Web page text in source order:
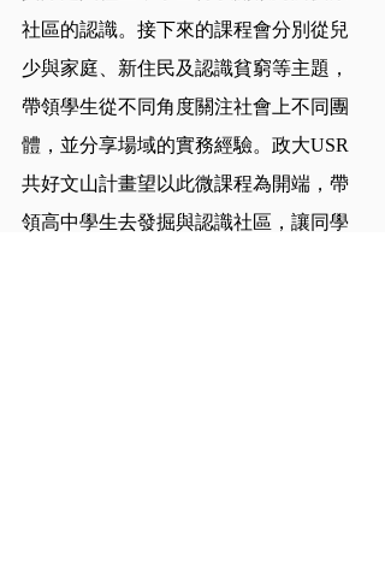
社區的認識。接下來的課程會分別從兒
少與家庭、新住民及認識貧窮等主題，
帶領學生從不同角度關注社會上不同團
體，並分享場域的實務經驗。政大USR
共好文山計畫望以此微課程為開端，帶
領高中學生去發掘與認識社區，讓同學